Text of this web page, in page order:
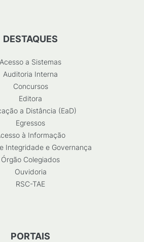
DESTAQUES
Acesso a Sistemas
Auditoria Interna
Concursos
Editora
a Distância (EaD)
Egressos
à Informação
Integridade e Governança
Órgão Colegiados
Ouvidoria
RSC-TAE
PORTAIS